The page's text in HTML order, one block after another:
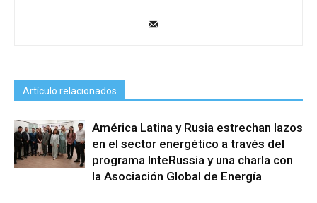
Artículo relacionados
América Latina y Rusia estrechan lazos
en el sector energético a través del
programa InteRussia y una charla con
la Asociación Global de Energía